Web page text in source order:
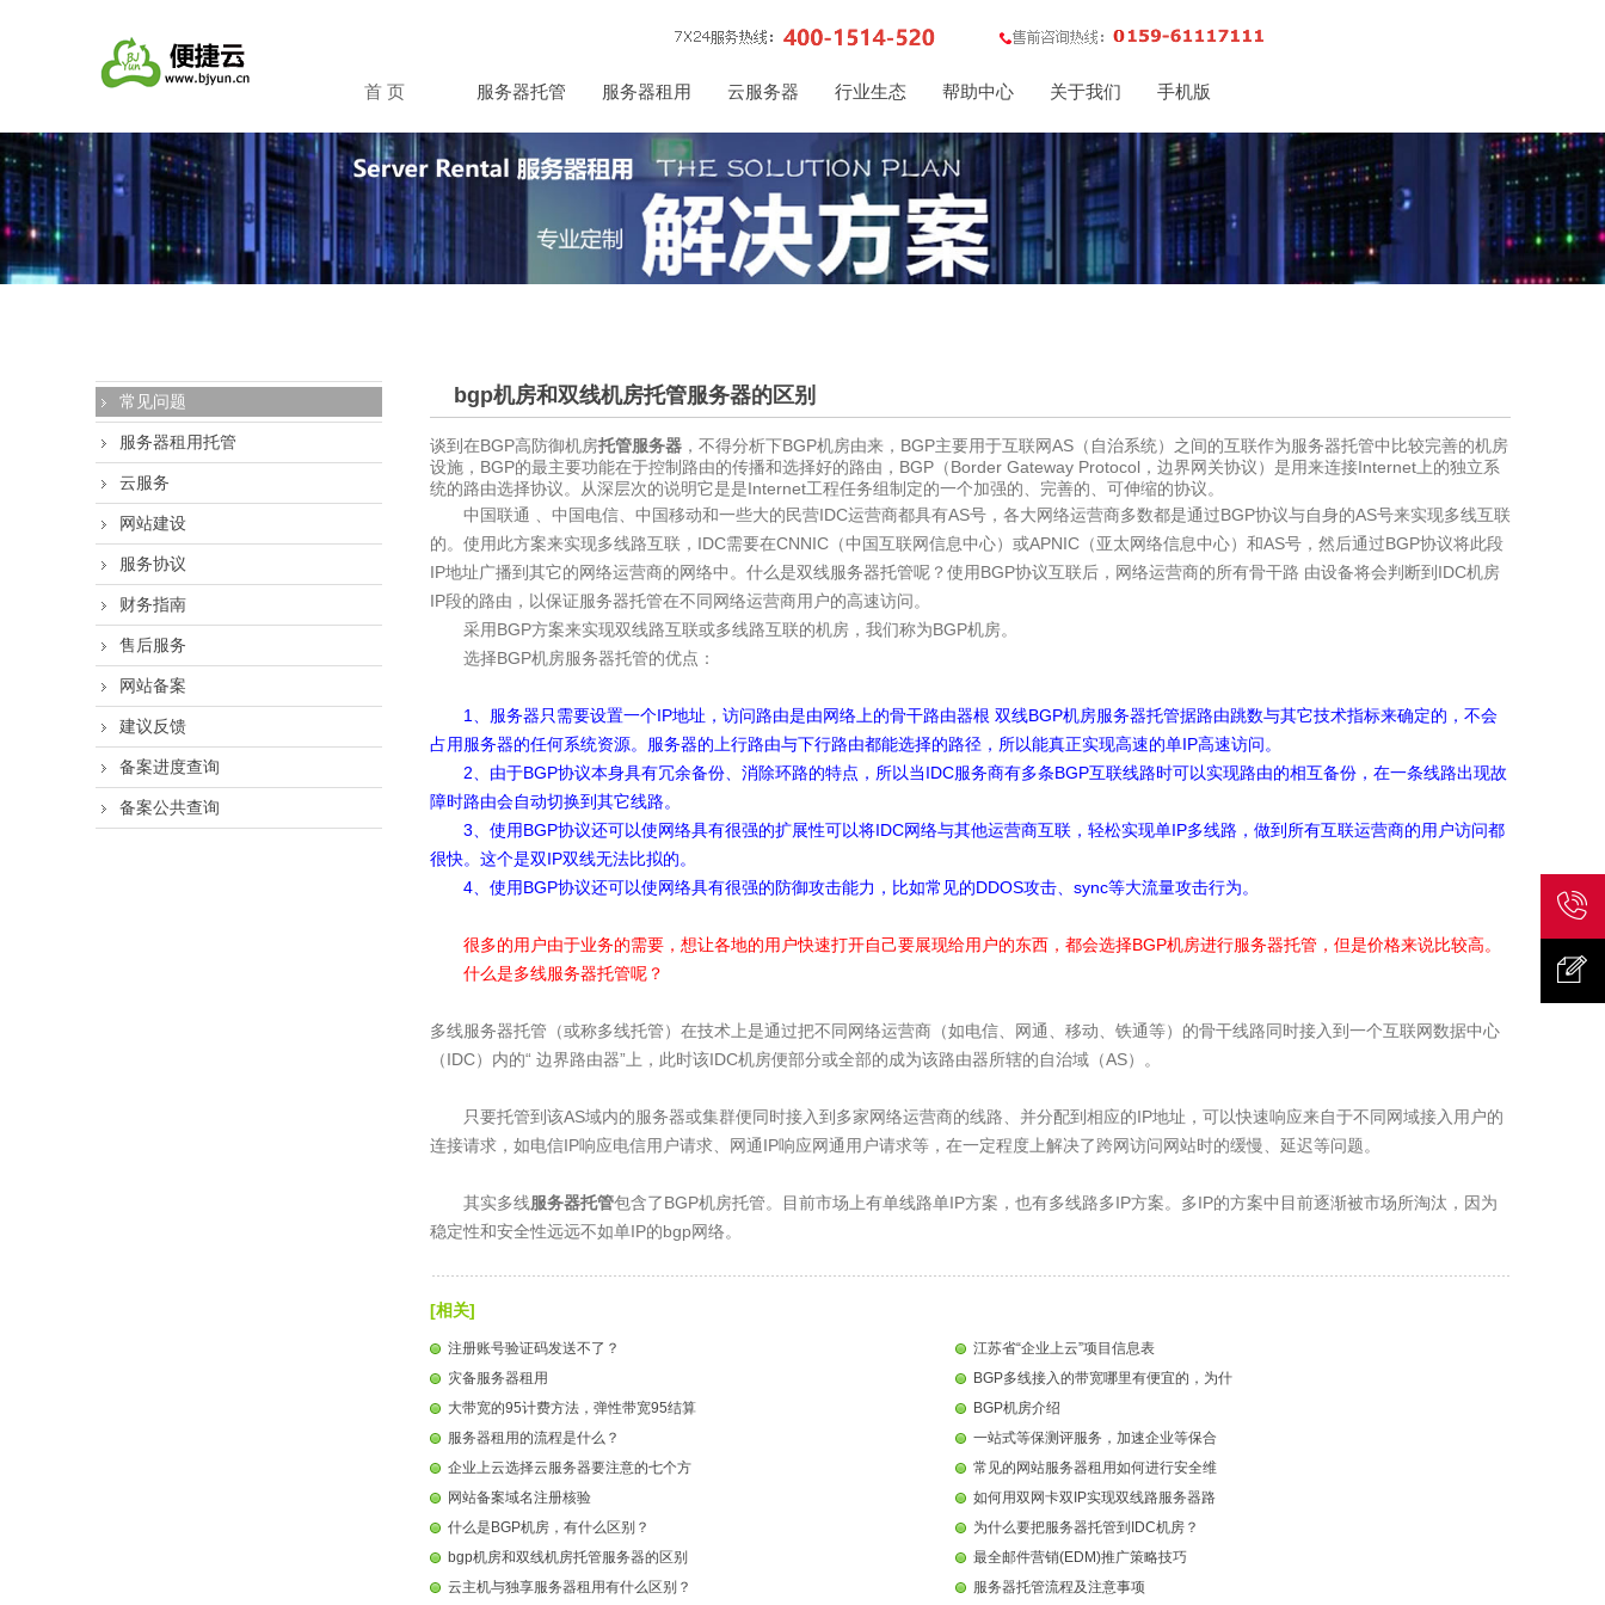
首 页 服务器托管 服务器租用 云服务器 行业生态 帮助中心 关于我们 手机版
常见问题
服务器租用托管
云服务
网站建设
服务协议
财务指南
售后服务
网站备案
建议反馈
备案进度查询
备案公共查询
bgp机房和双线机房托管服务器的区别
谈到在BGP高防御机房托管服务器，不得分析下BGP机房由来，BGP主要用于互联网AS（自治系统）之间的互联作为服务器托管中比较完善的机房
设施，BGP的最主要功能在于控制路由的传播和选择好的路由，BGP（Border Gateway Protocol，边界网关协议）是用来连接Internet上的独立系
统的路由选择协议。从深层次的说明它是是Internet工程任务组制定的一个加强的、完善的、可伸缩的协议。
中国联通 、中国电信、中国移动和一些大的民营IDC运营商都具有AS号，各大网络运营商多数都是通过BGP协议与自身的AS号来实现多线互联
的。使用此方案来实现多线路互联，IDC需要在CNNIC（中国互联网信息中心）或APNIC（亚太网络信息中心）和AS号，然后通过BGP协议将此段
IP地址广播到其它的网络运营商的网络中。 什么是双线服务器托管呢？使用BGP协议互联后，网络运营商的所有骨干路 由设备将会判断到IDC机房
IP段的路由，以保证服务器托管在不同网络运营商用户的高速访问。
采用BGP方案来实现双线路互联或多线路互联的机房，我们称为BGP机房。
选择BGP机房服务器托管的优点：
1、服务器只需要设置一个IP地址，访问路由是由网络上的骨干路由器根 双线BGP机房服务器托管据路由跳数与其它技术指标来确定的，不会
占用服务器的任何系统资源。服务器的上行路由与下行路由都能选择的路径，所以能真正实现高速的单IP高速访问。
2、由于BGP协议本身具有冗余备份、消除环路的特点，所以当IDC服务商有多条BGP互联线路时可以实现路由的相互备份，在一条线路出现故
障时路由会自动切换到其它线路。
3、使用BGP协议还可以使网络具有很强的扩展性可以将IDC网络与其他运营商互联，轻松实现单IP多线路，做到所有互联运营商的用户访问都
很快。这个是双IP双线无法比拟的。
4、使用BGP协议还可以使网络具有很强的防御攻击能力，比如常见的DDOS攻击、sync等大流量攻击行为。
很多的用户由于业务的需要，想让各地的用户快速打开自己要展现给用户的东西，都会选择BGP机房进行服务器托管，但是价格来说比较高。
什么是多线服务器托管呢？
多线服务器托管（或称多线托管）在技术上是通过把不同网络运营商（如电信、网通、移动、铁通等）的骨干线路同时接入到一个互联网数据中心
（IDC）内的“ 边界路由器”上，此时该IDC机房便部分或全部的成为该路由器所辖的自治域（AS）。
只要托管到该AS域内的服务器或集群便同时接入到多家网络运营商的线路、并分配到相应的IP地址，可以快速响应来自于不同网域接入用户的
连接请求，如电信IP响应电信用户请求、网通IP响应网通用户请求等，在一定程度上解决了跨网访问网站时的缓慢、延迟等问题。
其实多线服务器托管包含了BGP机房托管。目前市场上有单线路单IP方案，也有多线路多IP方案。多IP的方案中目前逐渐被市场所淘汰，因为
稳定性和安全性远远不如单IP的bgp网络。
[相关]
注册账号验证码发送不了？
江苏省“企业上云”项目信息表
灾备服务器租用
BGP多线接入的带宽哪里有便宜的，为什
大带宽的95计费方法，弹性带宽95结算
BGP机房介绍
服务器租用的流程是什么？
一站式等保测评服务，加速企业等保合
企业上云选择云服务器要注意的七个方
常见的网站服务器租用如何进行安全维
网站备案域名注册核验
如何用双网卡双IP实现双线路服务器路
什么是BGP机房，有什么区别？
为什么要把服务器托管到IDC机房？
bgp机房和双线机房托管服务器的区别
最全邮件营销(EDM)推广策略技巧
云主机与独享服务器租用有什么区别？
服务器托管流程及注意事项
联系我